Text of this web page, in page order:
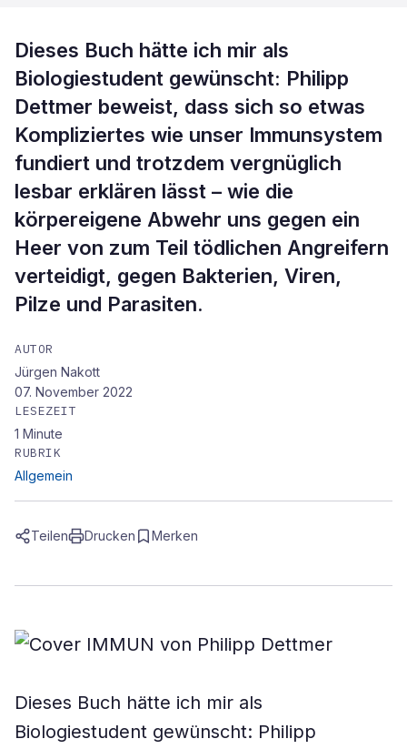
Dieses Buch hätte ich mir als
Biologiestudent gewünscht: Philipp
Dettmer beweist, dass sich so etwas
Kompliziertes wie unser Immunsystem
fundiert und trotzdem vergnüglich
lesbar erklären lässt – wie die
körpereigene Abwehr uns gegen ein
Heer von zum Teil tödlichen Angreifern
verteidigt, gegen Bakterien, Viren,
Pilze und Parasiten.
AUTOR
Jürgen Nakott
07. November 2022
LESEZEIT
1 Minute
RUBRIK
Allgemein
Teilen Drucken Merken
Dieses Buch hätte ich mir als
Biologiestudent gewünscht: Philipp